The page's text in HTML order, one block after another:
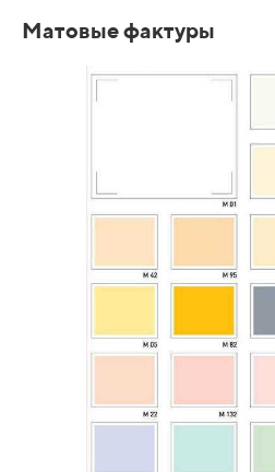
Матовые фактуры